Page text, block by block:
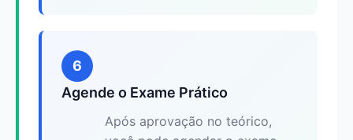
6
Agende o Exame Prático
Após aprovação no teórico,